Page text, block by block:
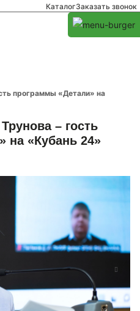
КаталогЗаказать звонок
программы «Детали» на
– гость
на «Кубань 24»
1/0